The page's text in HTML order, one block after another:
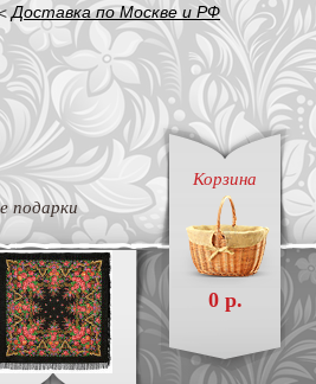
Доставка по Москве и РФ
Корзина
0 р.
подарки